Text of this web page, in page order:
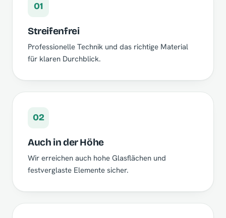
01
Streifenfrei
Professionelle Technik und das richtige Material
für klaren Durchblick.
02
Auch in der Höhe
Wir erreichen auch hohe Glasflächen und
festverglaste Elemente sicher.